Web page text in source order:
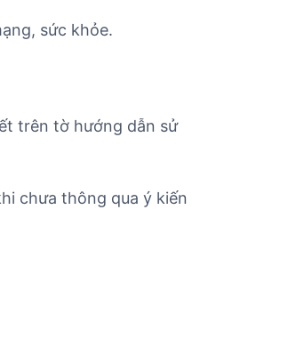
sức khỏe.
trên tờ hướng dẫn sử
chưa thông qua ý kiến